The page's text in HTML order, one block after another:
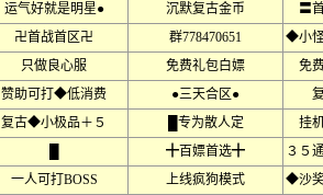
运气好就是明星● 沉默复古金币
〓
卍首战首区卍 群778470651
◆小
只做良心服 免费礼包白嫖
免
赞助可打◆低消费 ●三天合区●
复古◆小极品＋５ █专为散人定
挂
╋百嫖首选╋
３５
一人可打BOSS 上线疯狗模式
◆沙